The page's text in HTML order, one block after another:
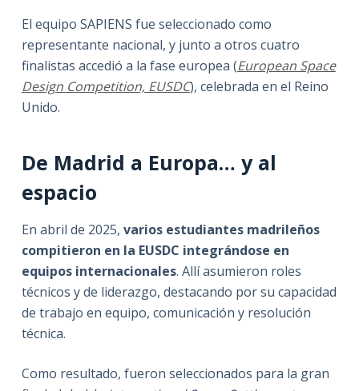
El equipo SAPIENS fue seleccionado como
representante nacional, y junto a otros cuatro
finalistas accedió a la fase europea (European Space
Design Competition, EUSDC), celebrada en el Reino
Unido.
De Madrid a Europa… y al
espacio
En abril de 2025, varios estudiantes madrileños
compitieron en la EUSDC integrándose en
equipos internacionales. Allí asumieron roles
técnicos y de liderazgo, destacando por su capacidad
de trabajo en equipo, comunicación y resolución
técnica.
Como resultado, fueron seleccionados para la gran